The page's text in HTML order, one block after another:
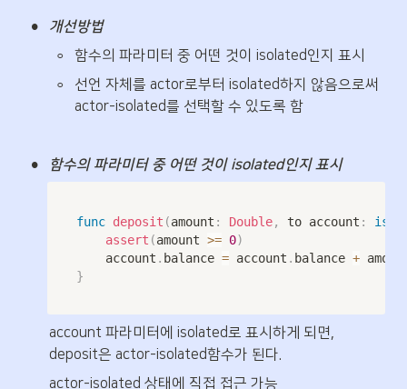
• 개선방법
◦ 함수의 파라미터 중 어떤 것이 isolated인지 표시
◦
선언 자체를 actor로부터 isolated하지 않음으로써
actor-isolated를 선택할 수 있도록 함
• 함수의 파라미터 중 어떤 것이 isolated인지 표시
func deposit (amount : Double, to account :
assert (amount >= 0)
		account
. balance = account . balance +
}
account 파라미터에 isolated로 표시하게 되면,
deposit은 actor-isolated함수가 된다.
actor-isolated 상태에 직접 접근 가능